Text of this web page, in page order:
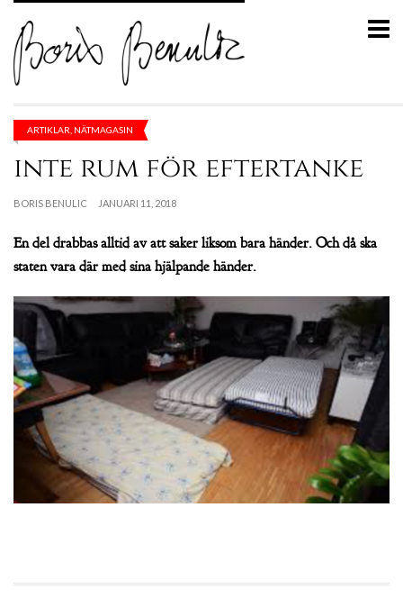
ARTIKLAR NÄTMAGASIN
inte rum för eftertanke
BORIS BENULIC JANUARI 11, 2018
En del drabbas alltid av att saker liksom bara händer. Och då ska
staten vara där med sina hjälpande händer.